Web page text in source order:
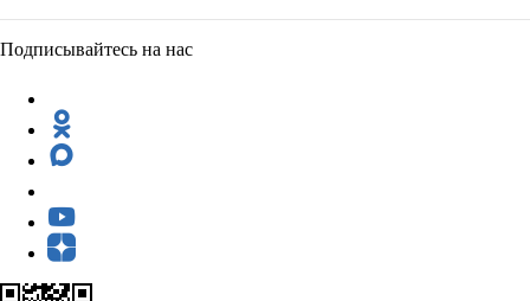
Подписывайтесь на нас